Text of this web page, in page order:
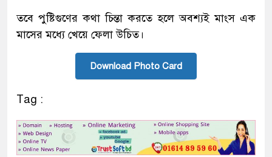
তবে পুষ্টিগুণের কথা চিন্তা করতে হলে অবশ্যই মাংস এক
মাসের মধ্যে খেয়ে ফেলা উচিত।
Download Photo Card
Tag :